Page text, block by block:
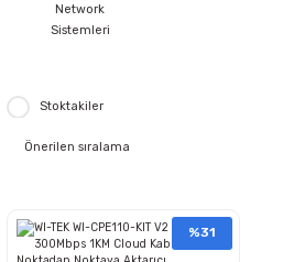
Network
Sistemleri
Stoktakiler
%31